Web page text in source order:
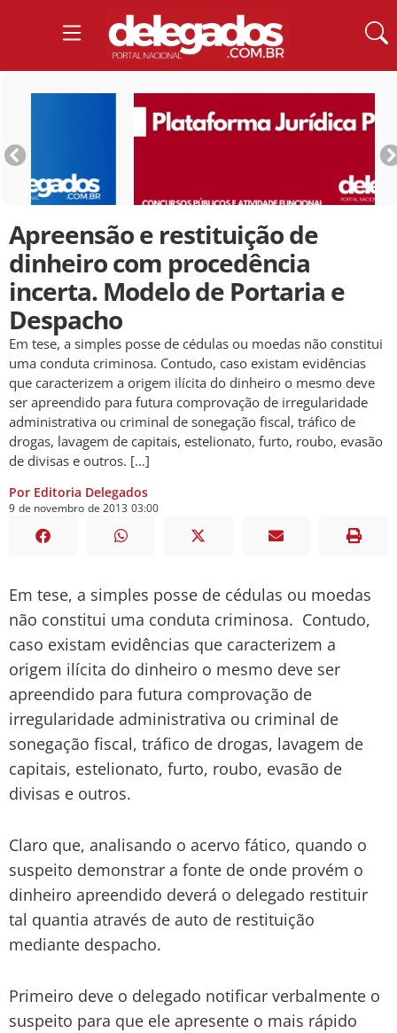
Apreensão e restituição de
dinheiro com procedência
incerta. Modelo de Portaria e
Despacho
Em tese, a simples posse de cédulas ou moedas não constitui
uma conduta criminosa. Contudo, caso existam evidências
que caracterizem a origem ilícita do dinheiro o mesmo deve
ser apreendido para futura comprovação de irregularidade
administrativa ou criminal de sonegação fiscal, tráfico de
drogas, lavagem de capitais, estelionato, furto, roubo, evasão
de divisas e outros. […]
Por Editoria Delegados
9 de novembro de 2013 03:00
Em tese, a simples posse de cédulas ou moedas
não constitui uma conduta criminosa. Contudo,
caso existam evidências que caracterizem a
origem ilícita do dinheiro o mesmo deve ser
apreendido para futura comprovação de
irregularidade administrativa ou criminal de
sonegação fiscal, tráfico de drogas, lavagem de
capitais, estelionato, furto, roubo, evasão de
divisas e outros.
Claro que, analisando o acervo fático, quando o
suspeito demonstrar a fonte de onde provém o
dinheiro apreendido deverá o delegado restituir
tal quantia através de auto de restituição
mediante despacho.
Primeiro deve o delegado notificar verbalmente o
suspeito para que ele apresente o mais rápido